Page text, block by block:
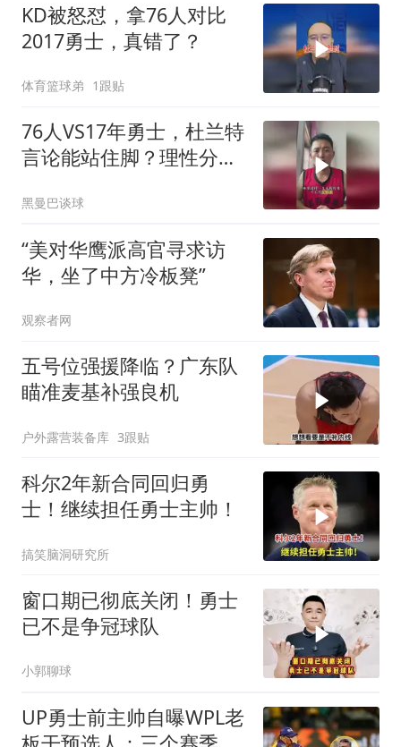
KD被怒怼，拿76人对比
2017勇士，真错了？
体育篮球弟 1跟贴
76人VS17年勇士，杜兰特
言论能站住脚？理性分析
黑曼巴谈球
“美对华鹰派高官寻求访
华，坐了中方冷板凳”
观察者网
五号位强援降临？广东队
瞄准麦基补强良机
户外露营装备库 3跟贴
科尔2年新合同回归勇
士！继续担任勇士主帅！
搞笑脑洞研究所
窗口期已彻底关闭！勇士
已不是争冠球队
小郭聊球
UP勇士前主帅自曝WPL老